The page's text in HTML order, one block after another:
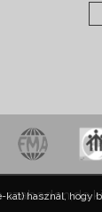
kat) használ, hogy